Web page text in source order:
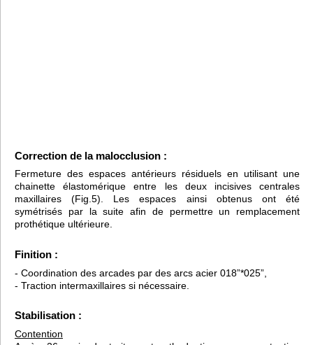
Correction de la malocclusion :
Fermeture des espaces antérieurs résiduels en utilisant une
chainette élastomérique entre les deux incisives centrales
maxillaires (Fig.5). Les espaces ainsi obtenus ont été
symétrisés par la suite afin de permettre un remplacement
prothétique ultérieure.
Finition :
- Coordination des arcades par des arcs acier 018”*025”,
- Traction intermaxillaires si nécessaire.
Stabilisation :
Contention